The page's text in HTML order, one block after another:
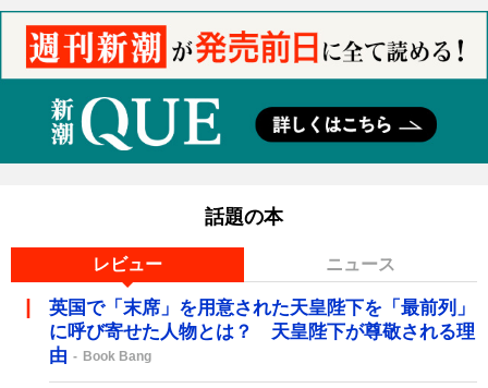
話題の本
レビュー ニュース
英国で「末席」を用意された天皇陛下を「最前列」
に呼び寄せた人物とは？ 天皇陛下が尊敬される理
由
Book Bang